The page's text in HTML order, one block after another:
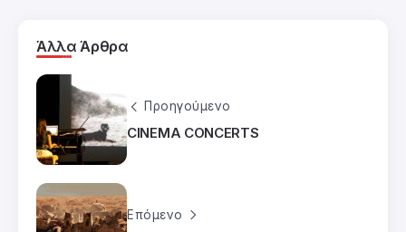
Άλλα Άρθρα
Προηγούμενο
CINEMA CONCERTS
Επόμενο